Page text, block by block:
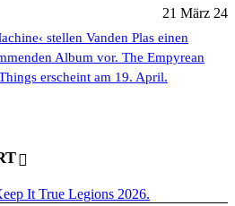
21 März 24
stellen Vanden Plas einen
Album vor. The Empyrean
erscheint am 19. April.